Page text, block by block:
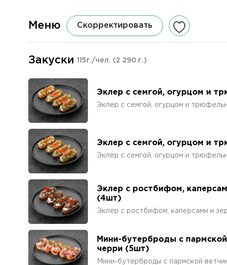
Меню Скорректировать
Закуски 115г./чел. (2 290 г.)
Эклер с семгой, огурцом и
Эклер с семгой, огурцом и
Эклер с семгой, огурцом и
Эклер с семгой, огурцом и
Эклер с ростбифом,
(4шт)
Эклер с ростбифом, каперсами и
Мини-бутерброды с
черри (5шт)
Мини-бутерброды с пармской